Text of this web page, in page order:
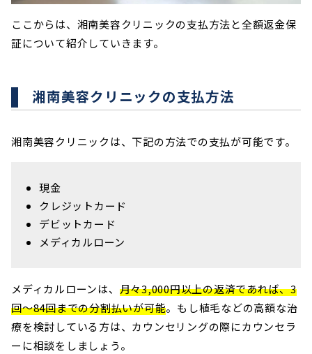
ここからは、湘南美容クリニックの支払方法と全額返金保
証について紹介していきます。
湘南美容クリニックの支払方法
湘南美容クリニックは、下記の方法での支払が可能です。
現金
クレジットカード
デビットカード
メディカルローン
メディカルローンは、 月々3,000円以上の返済であれば、3
回～84回までの分割払いが可能。もし植毛などの高額な治
療を検討している方は、カウンセリングの際にカウンセラ
ーに相談をしましょう。